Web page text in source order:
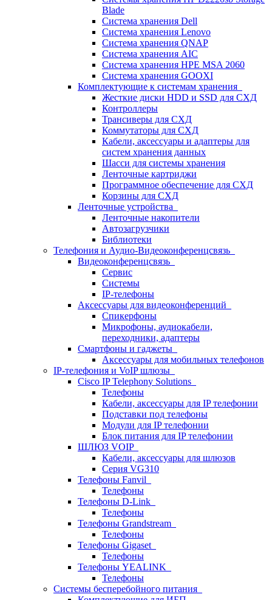
Blade
Система хранения Dell
Система хранения Lenovo
Система хранения QNAP
Система хранения AIC
Система хранения HPE MSA 2060
Система хранения GOOXI
Комплектующие к системам хранения
Жесткие диски HDD и SSD для СХД
Контроллеры
Трансиверы для СХД
Коммутаторы для СХД
Кабели, аксессуары и адаптеры для
систем хранения данных
Шасси для системы хранения
Ленточные картриджи
Программное обеспечение для СХД
Корзины для СХД
Ленточные устройства
Ленточные накопители
Автозагрузчики
Библиотеки
Телефония и Аудио-Видеоконференцсвязь
Видеоконференцсвязь
Сервис
Системы
IP-телефоны
Аксессуары для видеоконференций
Спикерфоны
Микрофоны, аудиокабели,
переходники, адаптеры
Смартфоны и гаджеты
Аксессуары для мобильных телефонов
IP-телефония и VoIP шлюзы
Cisco IP Telephony Solutions
Телефоны
Кабели, аксессуары для IP телефонии
Подставки под телефоны
Модули для IP телефонии
Блок питания для IP телефонии
ШЛЮЗ VOIP
Кабели, аксессуары для шлюзов
Серия VG310
Телефоны Fanvil
Телефоны
Телефоны D-Link
Телефоны
Телефоны Grandstream
Телефоны
Телефоны Gigaset
Телефоны
Телефоны YEALINK
Телефоны
Системы бесперебойного питания